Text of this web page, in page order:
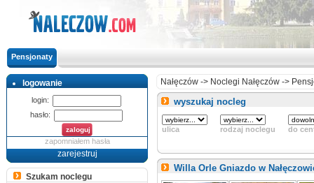
Pensjonaty
logowanie
login:
hasło:
zapomniałem hasła
zarejestruj
Szukam noclegu
Nałęczów -> Noclegi Nałęczów ->
wyszukaj nocleg
ulica rodzaj noclegu do
Willa Orle Gniazdo w